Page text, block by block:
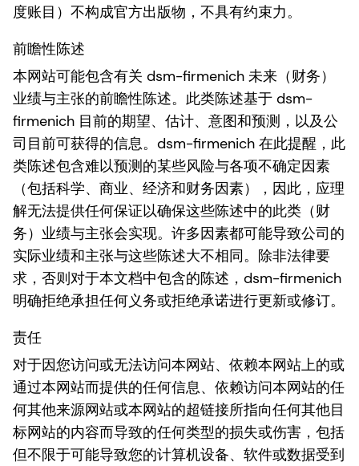
度账目）不构成官方出版物，不具有约束力。
前瞻性陈述
本网站可能包含有关 dsm-firmenich 未来（财务）
业绩与主张的前瞻性陈述。此类陈述基于 dsm-
firmenich 目前的期望、估计、意图和预测，以及公
司目前可获得的信息。dsm-firmenich 在此提醒，此
类陈述包含难以预测的某些风险与各项不确定因素
（包括科学、商业、经济和财务因素），因此，应理
解无法提供任何保证以确保这些陈述中的此类（财
务）业绩与主张会实现。许多因素都可能导致公司的
实际业绩和主张与这些陈述大不相同。除非法律要
求，否则对于本文档中包含的陈述，dsm-firmenich
明确拒绝承担任何义务或拒绝承诺进行更新或修订。
责任
对于因您访问或无法访问本网站、依赖本网站上的或
通过本网站而提供的任何信息、依赖访问本网站的任
何其他来源网站或本网站的超链接所指向任何其他目
标网站的内容而导致的任何类型的损失或伤害，包括
但不限于可能导致您的计算机设备、软件或数据受到